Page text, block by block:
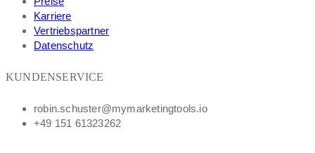
Karriere
Vertriebspartner
Datenschutz
KUNDENSERVICE
robin.schuster@mymarketingtools.io
+49 151 61323262